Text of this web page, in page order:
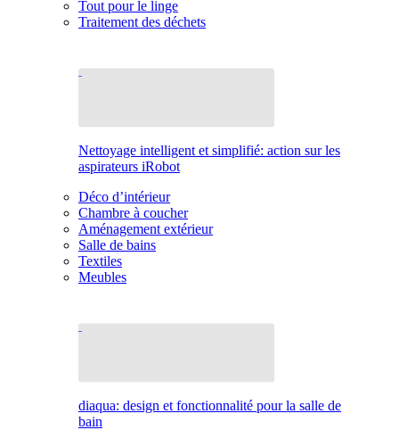
Tout pour le linge
Traitement des déchets
Nettoyage intelligent et simplifié: action sur les
aspirateurs iRobot
Déco d’intérieur
Chambre à coucher
Aménagement extérieur
Salle de bains
Textiles
Meubles
diaqua: design et fonctionnalité pour la salle de
bain